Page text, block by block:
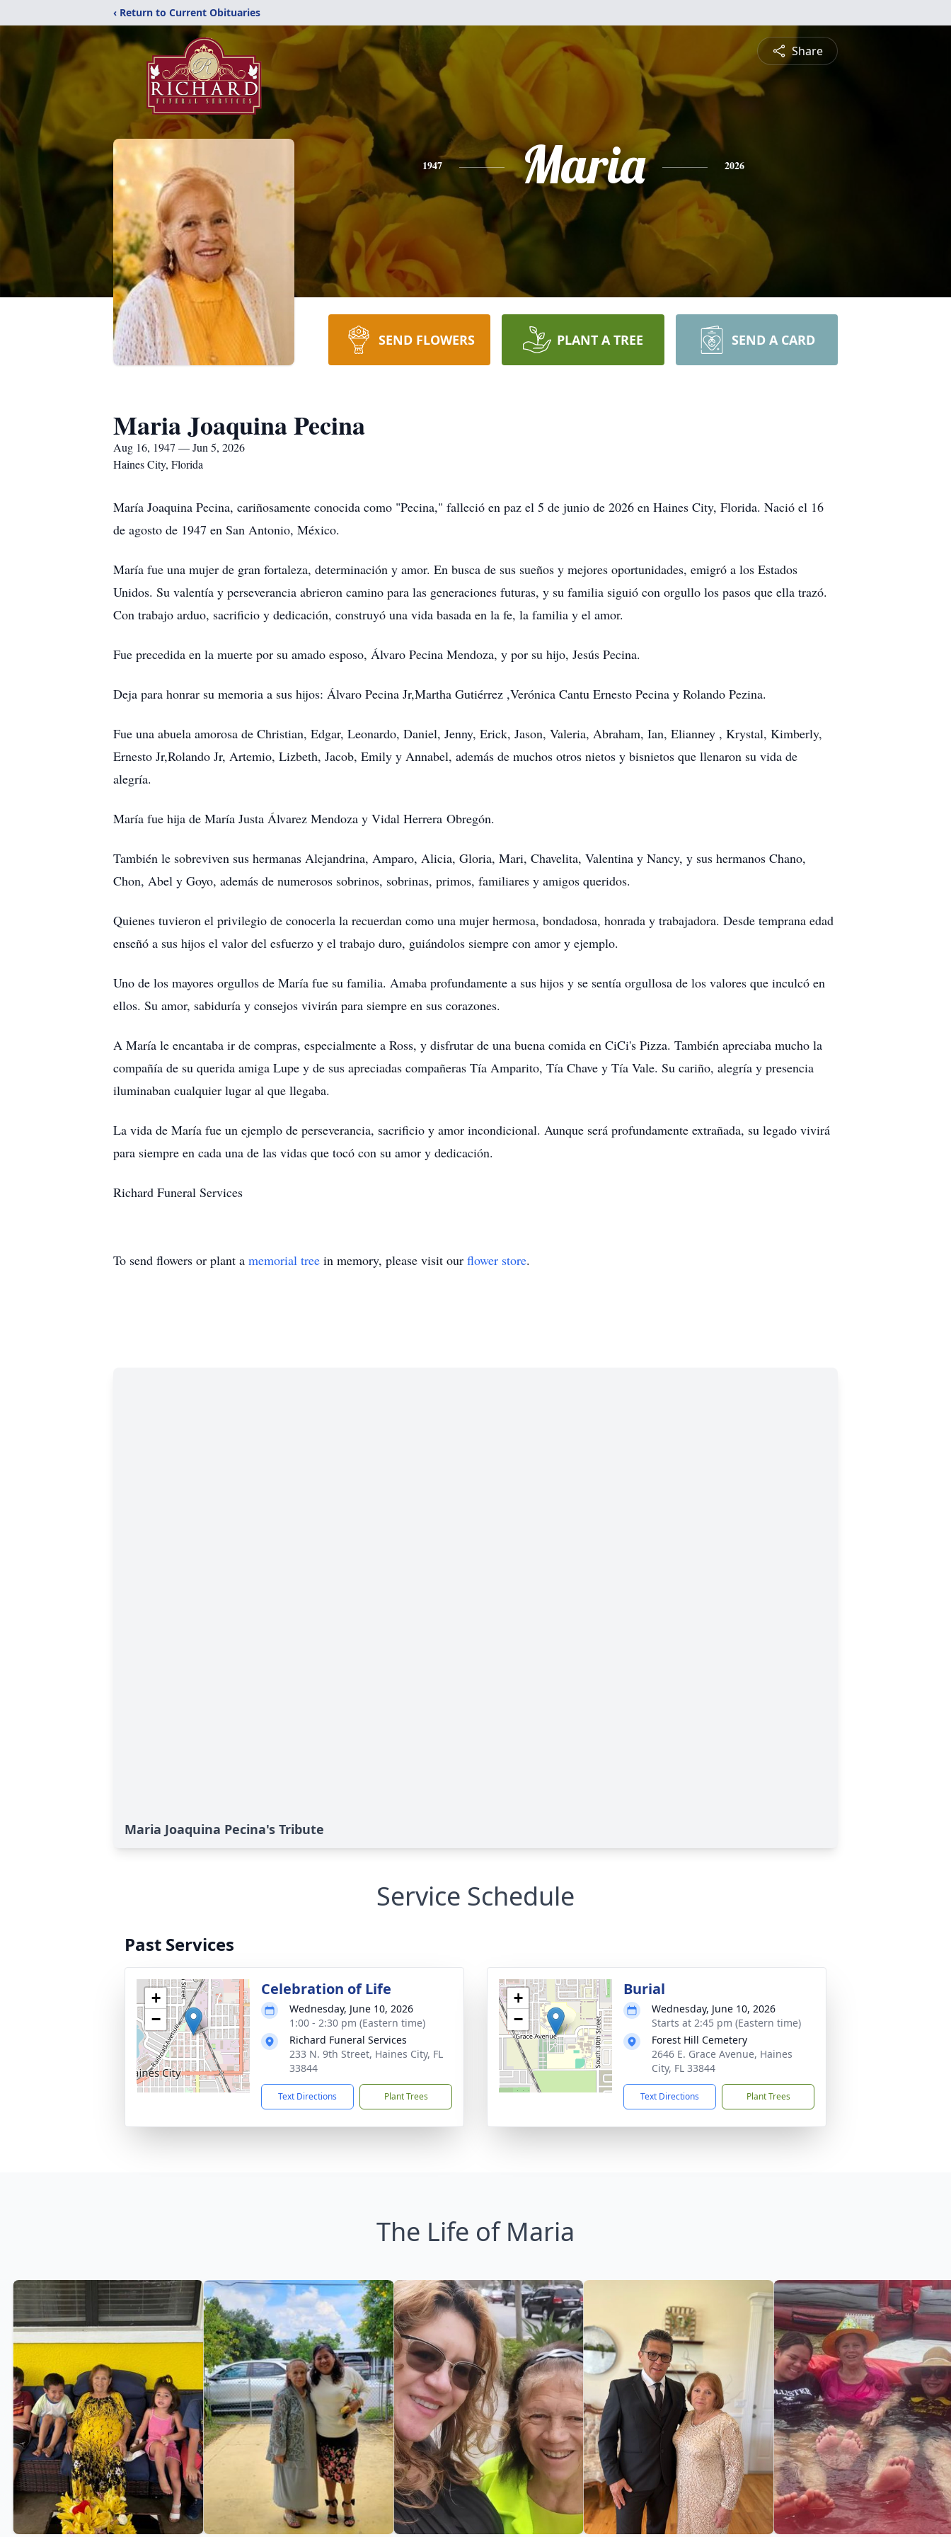
‹ Return to Current Obituaries
Share
1947 Maria 2026
SEND FLOWERS PLANT A TREE SEND A CARD
Maria Joaquina Pecina
Aug 16, 1947 — Jun 5, 2026
Haines City, Florida
María Joaquina Pecina, cariñosamente conocida como "Pecina," falleció en paz el 5 de junio de 2026 en Haines City, Florida. Nació el 16
de agosto de 1947 en San Antonio, México.
María fue una mujer de gran fortaleza, determinación y amor. En busca de sus sueños y mejores oportunidades, emigró a los Estados
Unidos. Su valentía y perseverancia abrieron camino para las generaciones futuras, y su familia siguió con orgullo los pasos que ella trazó.
Con trabajo arduo, sacrificio y dedicación, construyó una vida basada en la fe, la familia y el amor.
Fue precedida en la muerte por su amado esposo, Álvaro Pecina Mendoza, y por su hijo, Jesús Pecina.
Deja para honrar su memoria a sus hijos: Álvaro Pecina Jr,Martha Gutiérrez ,Verónica Cantu Ernesto Pecina y Rolando Pezina.
Fue una abuela amorosa de Christian, Edgar, Leonardo, Daniel, Jenny, Erick, Jason, Valeria, Abraham, Ian, Elianney , Krystal, Kimberly,
Ernesto Jr,Rolando Jr, Artemio, Lizbeth, Jacob, Emily y Annabel, además de muchos otros nietos y bisnietos que llenaron su vida de
alegría.
María fue hija de María Justa Álvarez Mendoza y Vidal Herrera Obregón.
También le sobreviven sus hermanas Alejandrina, Amparo, Alicia, Gloria, Mari, Chavelita, Valentina y Nancy, y sus hermanos Chano,
Chon, Abel y Goyo, además de numerosos sobrinos, sobrinas, primos, familiares y amigos queridos.
Quienes tuvieron el privilegio de conocerla la recuerdan como una mujer hermosa, bondadosa, honrada y trabajadora. Desde temprana edad
enseñó a sus hijos el valor del esfuerzo y el trabajo duro, guiándolos siempre con amor y ejemplo.
Uno de los mayores orgullos de María fue su familia. Amaba profundamente a sus hijos y se sentía orgullosa de los valores que inculcó en
ellos. Su amor, sabiduría y consejos vivirán para siempre en sus corazones.
A María le encantaba ir de compras, especialmente a Ross, y disfrutar de una buena comida en CiCi's Pizza. También apreciaba mucho la
compañía de su querida amiga Lupe y de sus apreciadas compañeras Tía Amparito, Tía Chave y Tía Vale. Su cariño, alegría y presencia
iluminaban cualquier lugar al que llegaba.
La vida de María fue un ejemplo de perseverancia, sacrificio y amor incondicional. Aunque será profundamente extrañada, su legado vivirá
para siempre en cada una de las vidas que tocó con su amor y dedicación.
Richard Funeral Services
To send flowers or plant a memorial tree in memory, please visit our flower store.
Maria Joaquina Pecina's Tribute
Service Schedule
Past Services
+
−
Celebration of Life
Wednesday, June 10, 2026
1:00 - 2:30 pm (Eastern time)
Richard Funeral Services
233 N. 9th Street, Haines City, FL
33844
Text Directions Plant Trees
+
−
Burial
Wednesday, June 10, 2026
Starts at 2:45 pm (Eastern time)
Forest Hill Cemetery
2646 E. Grace Avenue, Haines
City, FL 33844
Text Directions Plant Trees
The Life of Maria